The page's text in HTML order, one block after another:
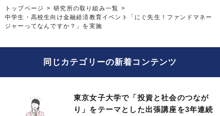
トップページ
研究所の取り組み一覧
中学生・高校生向け金融経済教育イベント「にぐ先生！ファンドマネー
ジャーってなんですか？」を実施
同じカテゴリーの新着コンテンツ
東京女子大学で「投資と社会のつなが
り」をテーマとした出張講座を3年連続